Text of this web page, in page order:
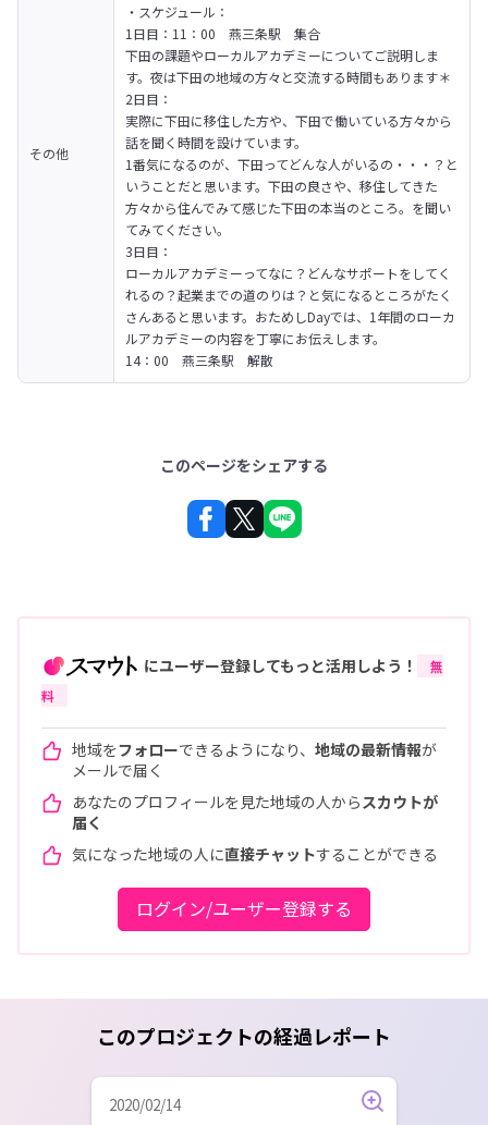
その他
・スケジュール：
1日目：11：00　燕三条駅　集合
下田の課題やローカルアカデミーについてご説明しま
す。夜は下田の地域の方々と交流する時間もあります＊
2日目：
実際に下田に移住した方や、下田で働いている方々から
話を聞く時間を設けています。
1番気になるのが、下田ってどんな人がいるの・・・？と
いうことだと思います。下田の良さや、移住してきた
方々から住んでみて感じた下田の本当のところ。を聞い
てみてください。
3日目：
ローカルアカデミーってなに？どんなサポートをしてく
れるの？起業までの道のりは？と気になるところがたく
さんあると思います。おためしDayでは、1年間のローカ
ルアカデミーの内容を丁寧にお伝えします。
14：00　燕三条駅　解散
このページをシェアする
にユーザー登録してもっと活用しよう！
無
料
地域をフォローできるようになり、 地域の最新情報が
メールで届く
あなたのプロフィールを見た地域の人から スカウトが
届く
気になった地域の人に直接チャットすることができる
ログイン/ユーザー登録する
このプロジェクトの経過レポート
2020/02/14